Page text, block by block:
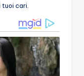
tuoi cari.